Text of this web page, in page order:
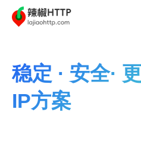
稳定 · 安全·
IP方案